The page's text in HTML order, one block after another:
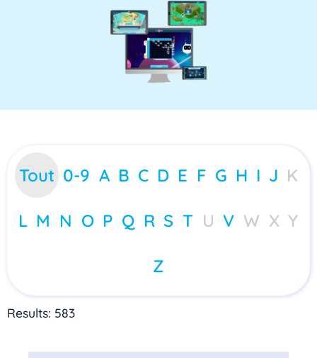
Tout 0-9 A B C D E F G H I J K
L M N O P Q R S T U V W X Y
Z
Results: 583